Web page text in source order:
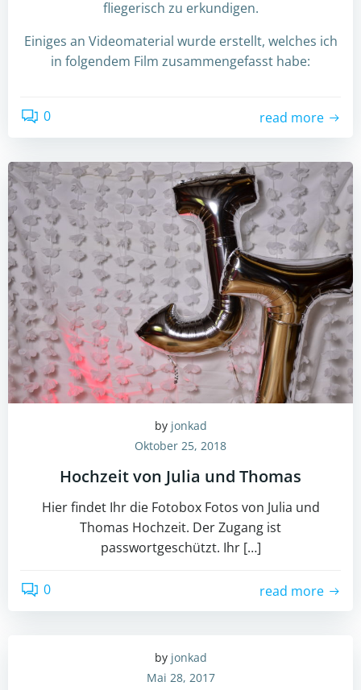
fliegerisch zu erkundigen.
Einiges an Videomaterial wurde erstellt, welches ich
in folgendem Film zusammengefasst habe:
0 read more
by jonkad
Oktober 25, 2018
Hochzeit von Julia und Thomas
Hier findet Ihr die Fotobox Fotos von Julia und
Thomas Hochzeit. Der Zugang ist
passwortgeschützt. Ihr […]
0 read more
by jonkad
Mai 28, 2017